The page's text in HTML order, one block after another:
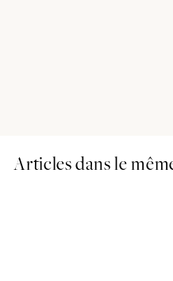
Articles dans le